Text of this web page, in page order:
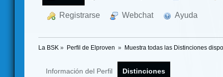
Registrarse Webchat Ayuda
La BSK » Perfil de Elproven » Muestra todas las Distinciones
Información del Perfil Distinciones